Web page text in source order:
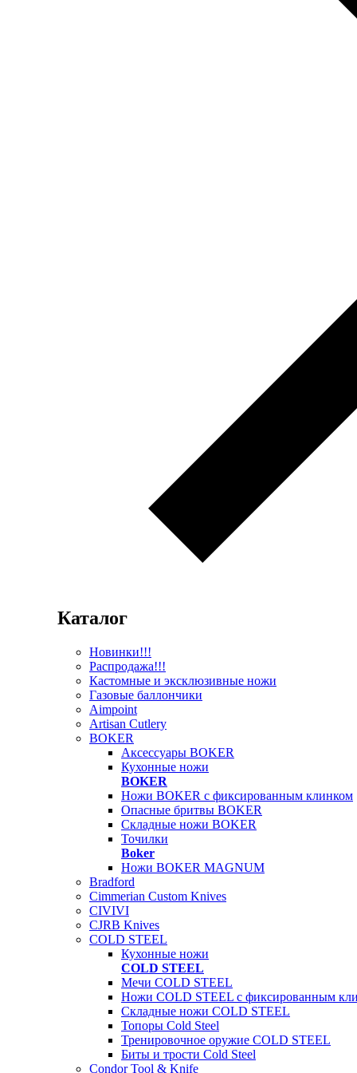
Каталог
Новинки!!!
Распродажа!!!
Кастомные и эксклюзивные ножи
Газовые баллончики
Aimpoint
Artisan Cutlery
BOKER
Аксессуары BOKER
Кухонные ножи
BOKER
Ножи BOKER с фиксированным клинком
Опасные бритвы BOKER
Складные ножи BOKER
Точилки
Boker
Ножи BOKER MAGNUM
Bradford
Cimmerian Custom Knives
CIVIVI
CJRB Knives
COLD STEEL
Кухонные ножи
COLD STEEL
Мечи COLD STEEL
Ножи COLD STEEL с фиксированным
Складные ножи COLD STEEL
Топоры Cold Steel
Тренировочное оружие COLD STEEL
Биты и трости Cold Steel
Condor Tool & Knife